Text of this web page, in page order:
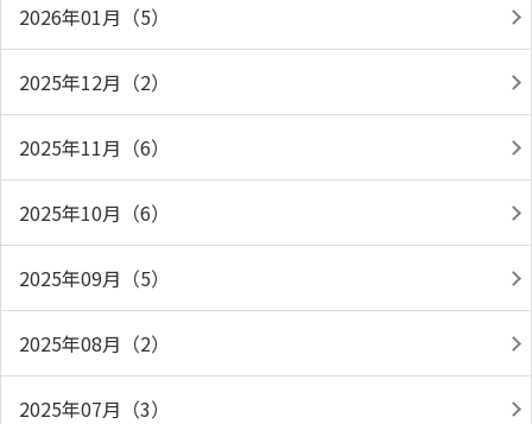
2026年01月（5）
2025年12月（2）
2025年11月（6）
2025年10月（6）
2025年09月（5）
2025年08月（2）
2025年07月（3）